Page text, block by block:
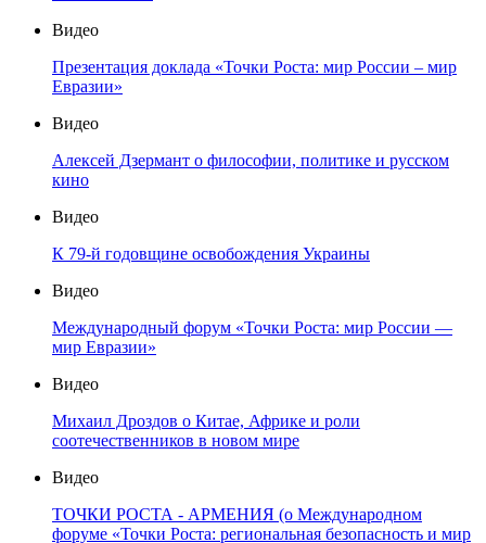
Видео
Презентация доклада «Точки Роста: мир России – мир
Евразии»
Видео
Алексей Дзермант о философии, политике и русском
кино
Видео
К 79-й годовщине освобождения Украины
Видео
Международный форум «Точки Роста: мир России —
мир Евразии»
Видео
Михаил Дроздов о Китае, Африке и роли
соотечественников в новом мире
Видео
ТОЧКИ РОСТА - АРМЕНИЯ (о Международном
форуме «Точки Роста: региональная безопасность и мир